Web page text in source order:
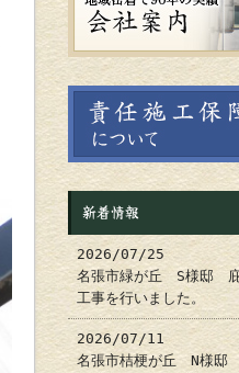
新着情報
2026/07/25
名張市緑が丘 S様邸 庇
工事を行いました。
2026/07/11
名張市桔梗が丘 N様邸